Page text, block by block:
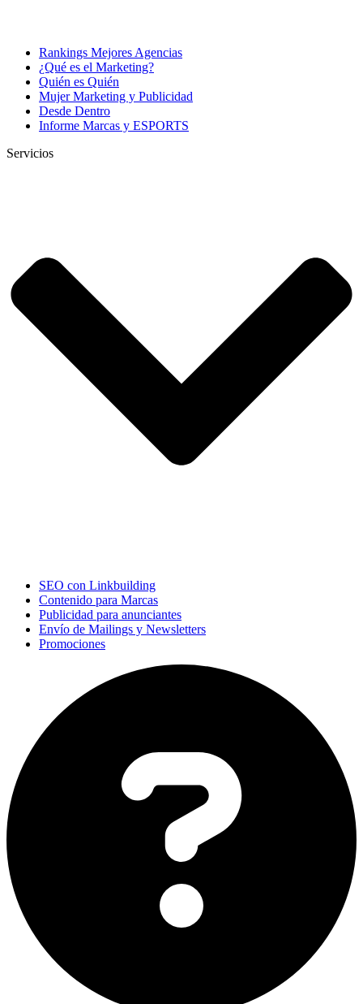
Rankings Mejores Agencias
¿Qué es el Marketing?
Quién es Quién
Mujer Marketing y Publicidad
Desde Dentro
Informe Marcas y ESPORTS
Servicios
SEO con Linkbuilding
Contenido para Marcas
Publicidad para anunciantes
Envío de Mailings y Newsletters
Promociones